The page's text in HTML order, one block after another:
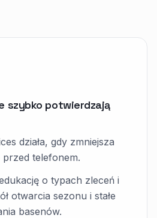
szybko potwierdzają
działa, gdy zmniejsza
telefonem.
o typach zleceń i
otwarcia sezonu i stałe
basenów.